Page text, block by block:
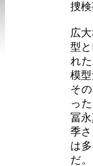
捜
広
型
れ
模型
そ
っ
冨
季
は
だ。